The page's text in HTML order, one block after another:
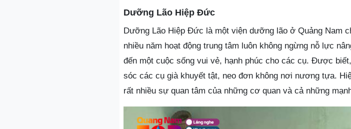
Dưỡng Lão Hiệp Đức
Dưỡng Lão Hiệp Đức là một viện dưỡng lão ở Quảng Nam
nhiều năm hoạt động trung tâm luôn không ngừng nỗ lực
đến một cuộc sống vui vẻ, hạnh phúc cho các cụ. Được
sóc các cụ già khuyết tật, neo đơn không nơi nương tựa.
rất nhiều sự quan tâm của những cơ quan và cả những